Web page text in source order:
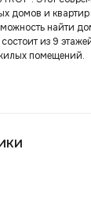
домов и
найти
состоит из 9
помещений.